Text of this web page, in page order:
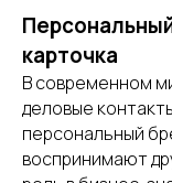
карточка
В современном
деловые
персональный
воспринимают